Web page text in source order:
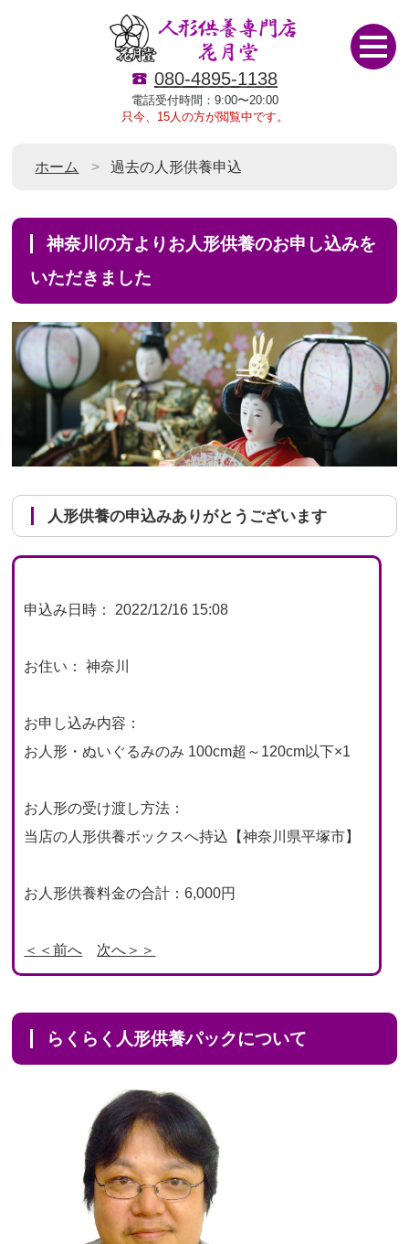
080-4895-1138
電話受付時間：9:00〜20:00
只今、15人の方が閲覧中です。
ホーム 過去の人形供養申込
神奈川の方よりお人形供養のお申し込みを
いただきました
人形供養の申込みありがとうございます
申込み日時： 2022/12/16 15:08
お住い： 神奈川
お申し込み内容：
お人形・ぬいぐるみのみ 100cm超～120cm以下×1
お人形の受け渡し方法：
当店の人形供養ボックスへ持込【神奈川県平塚市】
お人形供養料金の合計：6,000円
＜＜前へ 次へ＞＞
らくらく人形供養パックについて